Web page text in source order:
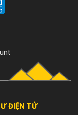
ĐIỆN TỬ